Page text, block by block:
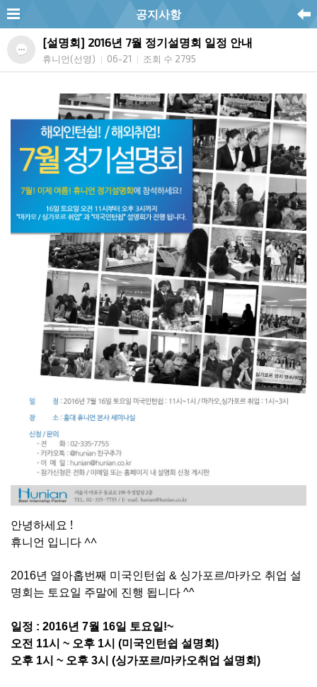
공지사항
[설명회] 2016년 7월 정기설명회 일정 안내
휴니언(선영) 06-21 조회 수 2795
안녕하세요 !
휴니언 입니다 ^^
2016년 열아홉번째 미국인턴쉽 & 싱가포르/마카오 취업 설
명회는 토요일 주말에 진행 됩니다 ^^
일정 : 2016년 7월 16일 토요일!~
오전 11시 ~ 오후 1시 (미국인턴쉽 설명회)
오후 1시 ~ 오후 3시 (싱가포르/마카오취업 설명회)